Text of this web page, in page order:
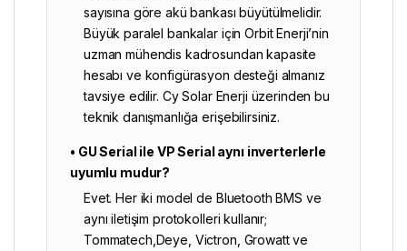
sayısına göre akü bankası büyütülmelidir.
Büyük paralel bankalar için Orbit Enerji’nin
uzman mühendis kadrosundan kapasite
hesabı ve konfigürasyon desteği almanız
tavsiye edilir. Cy Solar Enerji üzerinden bu
teknik danışmanlığa erişebilirsiniz.
• GU Serial ile VP Serial aynı inverterlerle
uyumlu mudur?
Evet. Her iki model de Bluetooth BMS ve
aynı iletişim protokolleri kullanır;
Tommatech,Deye, Victron, Growatt ve